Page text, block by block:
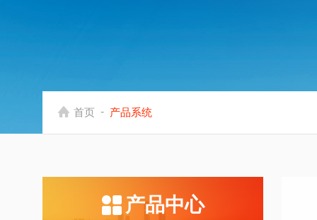
首页 - 产品系统
产品中心